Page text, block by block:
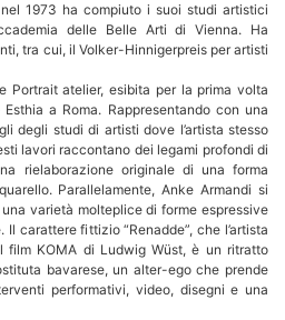
1973 ha compiuto i suoi studi artistici
delle Belle Arti di Vienna. Ha
tra cui, il Volker-Hinnigerpreis per artisti
Portrait atelier, esibita per la prima volta
Esthia a Roma. Rappresentando con una
degli studi di artisti dove l’artista stesso
lavori raccontano dei legami profondi di
rielaborazione originale di una forma
Parallelamente, Anke Armandi si
varietà molteplice di forme espressive
carattere fittizio “Renadde”, che l’artista
film KOMA di Ludwig Wüst, è un ritratto
bavarese, un alter-ego che prende
performativi, video, disegni e una